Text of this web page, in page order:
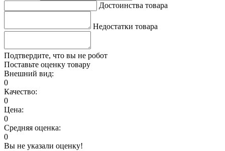
Достоинства товара
Недостатки товара
Подтвердите, что вы не робот
Поставьте оценку товару
Внешний вид:
0
Качество:
0
Цена:
0
Средняя оценка:
0
Вы не указали оценку!